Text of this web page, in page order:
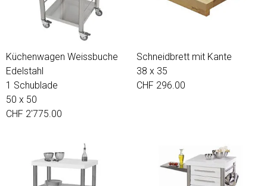
Küchenwagen Weissbuche
Edelstahl
1 Schublade
50 x 50
CHF 2'775.00
Schneidbrett mit Kante
38 x 35
CHF 296.00